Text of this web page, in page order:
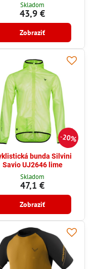
Skladom
43,9 €
Zobraziť
20%
bunda Silvini
Savio UJ2646 lime
Skladom
47,1 €
Zobraziť